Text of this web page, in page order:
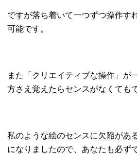
ですが落ち着いて一つずつ操作す
可能です。
また「クリエイティブな操作」が
方さえ覚えたらセンスがなくても
私のような絵のセンスに欠陥があ
になりましたので、あなたも必ず